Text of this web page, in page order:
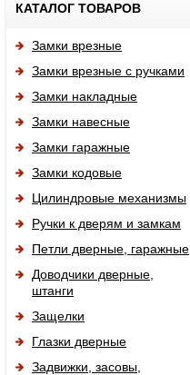
КАТАЛОГ ТОВАРОВ
Замки врезные
Замки врезные с ручками
Замки накладные
Замки навесные
Замки гаражные
Замки кодовые
Цилиндровые механизмы
Ручки к дверям и замкам
Петли дверные, гаражные
Доводчики дверные,
штанги
Защелки
Глазки дверные
Задвижки, засовы,